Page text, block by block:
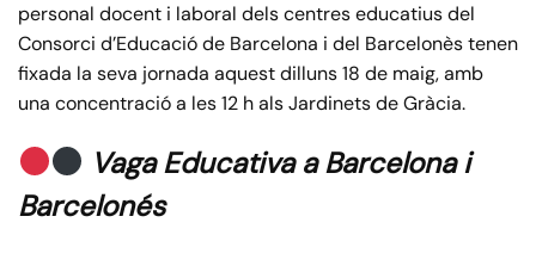
personal docent i laboral dels centres educatius del
Consorci d’Educació de Barcelona i del Barcelonès tenen
fixada la seva jornada aquest dilluns 18 de maig, amb
una concentració a les 12 h als Jardinets de Gràcia.
Vaga Educativa a Barcelona i
Barcelonés